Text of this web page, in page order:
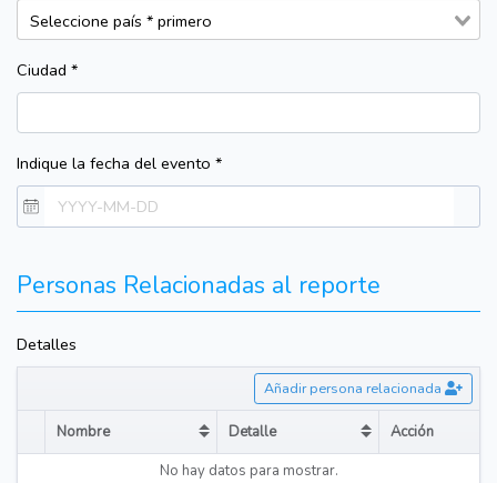
Ciudad *
Indique la fecha del evento *
Personas Relacionadas al reporte
Detalles
Añadir persona relacionada
Nombre Sort table by Nombre in descending order
Detalle Sort table by Detalle in
Acción
No hay datos para mostrar.